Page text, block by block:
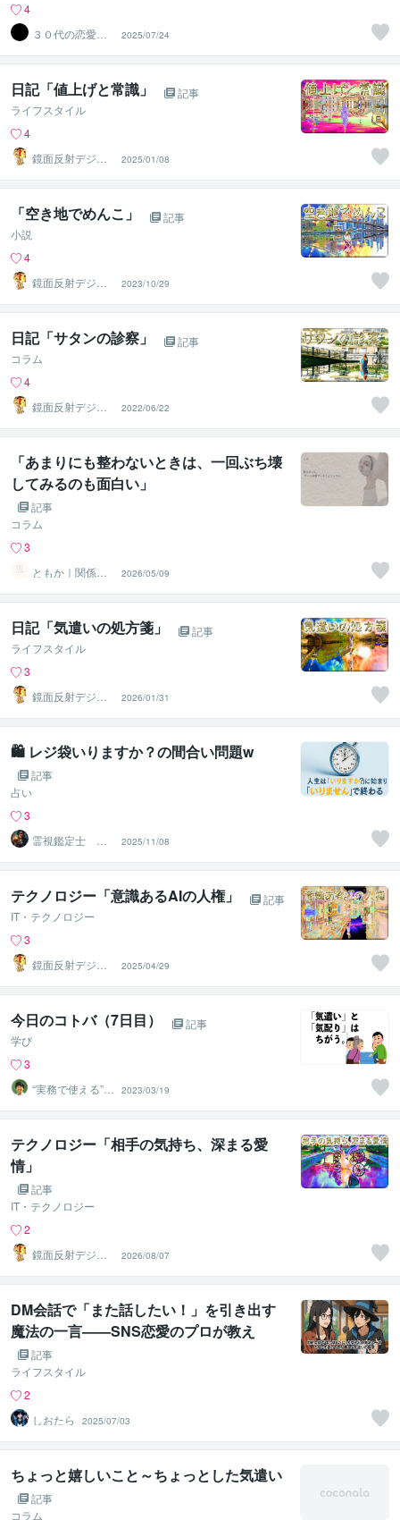
4
３０代の恋愛幸
2025/07/24
日記「値上げと常識」
記事
ライフスタイル
4
鏡面反射デジタ
ルアート製作所
（鈴木穣）
2025/01/08
「空き地でめんこ」
記事
小説
4
鏡面反射デジタ
ルアート製作所
（鈴木穣）
2023/10/29
日記「サタンの診察」
記事
コラム
4
鏡面反射デジタ
ルアート製作所
（鈴木穣）
2022/06/22
「あまりにも整わないときは、一回ぶち壊
してみるのも面白い」
記事
コラム
3
ともか｜関係性
を整える人（LL
ER）
2026/05/09
日記「気遣いの処方箋」
記事
ライフスタイル
3
鏡面反射デジタ
ルアート製作所
（鈴木穣）
2026/01/31
🛍 レジ袋いりますか？の間合い問題w
記事
占い
3
霊視鑑定士 昴
流（すばる）※ブ
ログ更新中
2025/11/08
テクノロジー「意識あるAIの人権」
記事
IT・テクノロジー
3
鏡面反射デジタ
ルアート製作所
（鈴木穣）
2025/04/29
今日のコトバ（7日目）
記事
学び
3
“実務で使える”改
善パートナー／
かめきち
2023/03/19
テクノロジー「相手の気持ち、深まる愛
情」
記事
IT・テクノロジー
2
鏡面反射デジタ
ルアート製作所
（鈴木穣）
2026/08/07
DM会話で「また話したい！」を引き出す
魔法の一言——SNS恋愛のプロが教え
る”気遣い”の極意
記事
ライフスタイル
2
しおたら
2025/07/03
ちょっと嬉しいこと～ちょっとした気遣い
記事
コラム